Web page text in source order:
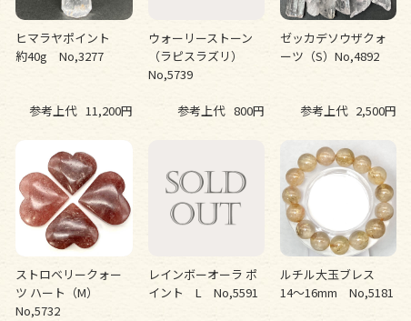
ヒマラヤポイント
約40g No,3277
参考上代 11,200円
ウォーリーストーン
（ラピスラズリ）
No,5739
参考上代 800円
ゼッカデソウザクォ
ーツ（S）No,4892
参考上代 2,500円
ストロベリークォー
ツ ハート（M）
No,5732
レインボーオーラ ポ
イント L No,5591
ルチル大玉ブレス
14～16mm No,5181